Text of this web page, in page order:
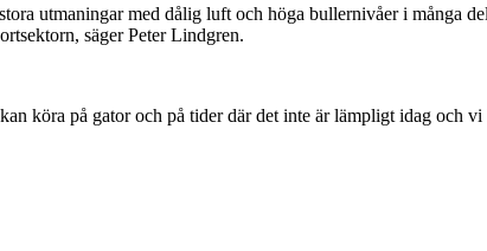
utmaningar med dålig luft och höga bullernivåer i många
säger Peter Lindgren.
köra på gator och på tider där det inte är lämpligt idag och